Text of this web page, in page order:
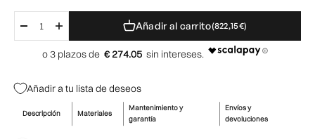
Añadir al carrito(822,15€)
€ 274.05
Añadir a tu lista de deseos
Descripción Materiales
Mantenimiento y
garantía
Envíos y
devoluciones